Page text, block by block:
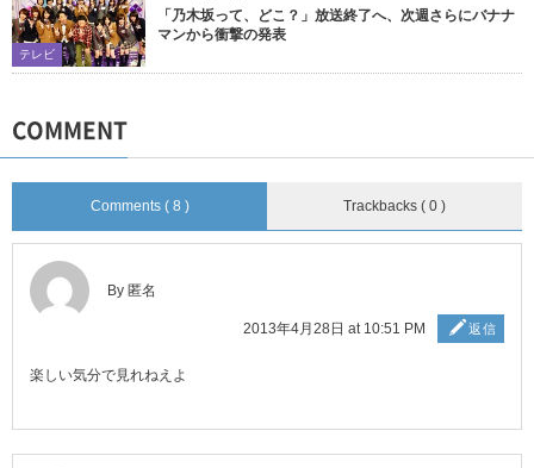
テレビ
「乃木坂って、どこ？」放送終了へ、次週さらにバナナ
マンから衝撃の発表
COMMENT
Comments ( 8 ) Trackbacks ( 0 )
By 匿名
2013年4月28日 at 10:51 PM 返信
楽しい気分で見れねえよ